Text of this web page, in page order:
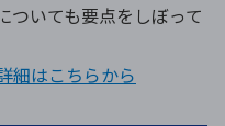
ロット
ついても要点をしぼって
細はこちらから